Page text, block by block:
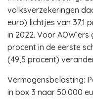
volksverzekeringen
euro) lichtjes van 37,1
in 2022. Voor
procent in de eerste
(49,5 procent)
Vermogensbelasting:
in box 3 naar 50.000